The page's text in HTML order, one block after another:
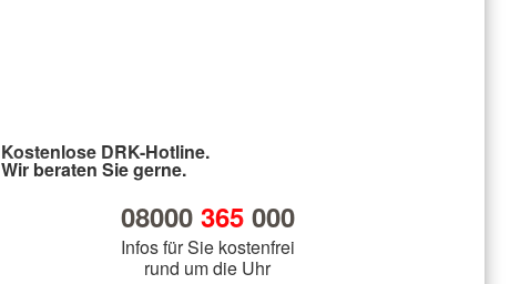
Kostenlose DRK-Hotline.
Wir beraten Sie gerne.
08000 365000
Infos für Sie kostenfrei
rund um die Uhr